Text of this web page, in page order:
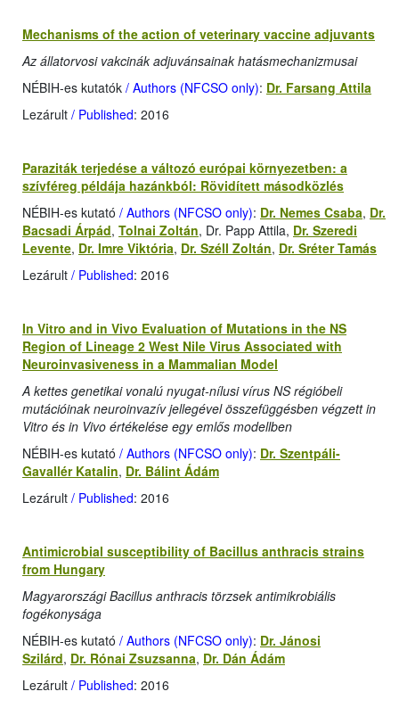
Mechanisms of the action of veterinary vaccine adjuvants
Az állatorvosi vakcinák adjuvánsainak hatásmechanizmusai
NÉBIH-es kutatók / Authors (NFCSO only): Dr. Farsang Attila
Lezárult / Published: 2016
Paraziták terjedése a változó európai környezetben: a
szívféreg példája hazánkból: Rövidített másodközlés
NÉBIH-es kutató / Authors (NFCSO only): Dr. Nemes Csaba, Dr.
Bacsadi Árpád, Tolnai Zoltán, Dr. Papp Attila, Dr. Szeredi
Levente, Dr. Imre Viktória, Dr. Széll Zoltán, Dr. Sréter Tamás
Lezárult / Published: 2016
In Vitro and in Vivo Evaluation of Mutations in the NS
Region of Lineage 2 West Nile Virus Associated with
Neuroinvasiveness in a Mammalian Model
A kettes genetikai vonalú nyugat-nílusi vírus NS régióbeli
mutációinak neuroinvazív jellegével összefüggésben végzett in
Vitro és in Vivo értékelése egy emlős modellben
NÉBIH-es kutató / Authors (NFCSO only): Dr. Szentpáli-
Gavallér Katalin, Dr. Bálint Ádám
Lezárult / Published: 2016
Antimicrobial susceptibility of Bacillus anthracis strains
from Hungary
Magyarországi Bacillus anthracis törzsek antimikrobiális
fogékonysága
NÉBIH-es kutató / Authors (NFCSO only): Dr. Jánosi
Szilárd, Dr. Rónai Zsuzsanna, Dr. Dán Ádám
Lezárult / Published: 2016